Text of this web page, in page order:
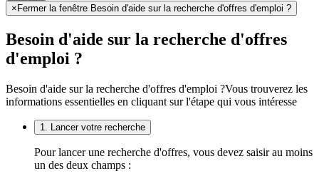
× Fermer la fenêtre Besoin d'aide sur la recherche d'offres d'emploi ?
Besoin d'aide sur la recherche d'offres
d'emploi ?
Besoin d'aide sur la recherche d'offres d'emploi ?Vous trouverez les
informations essentielles en cliquant sur l'étape qui vous intéresse
1. Lancer votre recherche
Pour lancer une recherche d'offres, vous devez saisir au moins
un des deux champs :